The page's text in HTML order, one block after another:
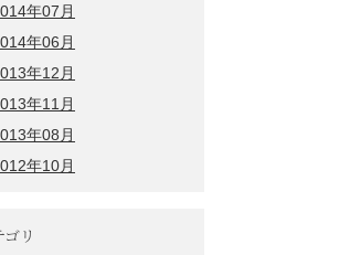
年07月
年06月
年12月
年11月
年08月
年10月
リ